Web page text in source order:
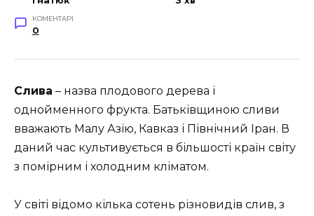
КОМЕНТАРІ
0
Слива – назва плодового дерева і
однойменного фрукта. Батьківщиною сливи
вважають Малу Азію, Кавказ і Північний Іран. В
даний час культивується в більшості країн світу
з помірним і холодним кліматом.
У світі відомо кілька сотень різновидів слив, з